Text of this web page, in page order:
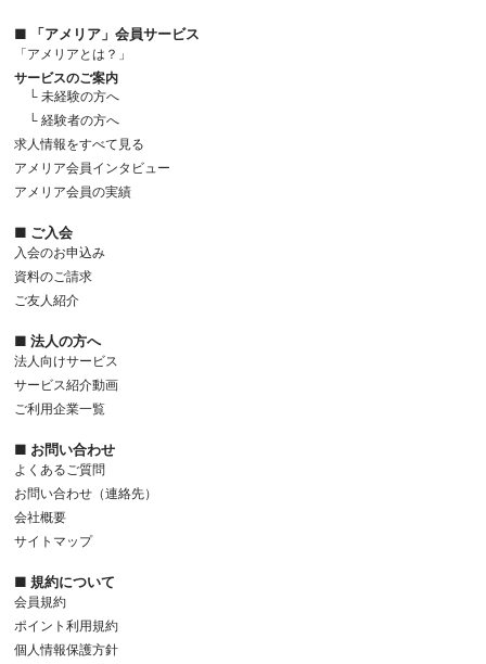
■ 「アメリア」会員サービス
「アメリアとは？」
サービスのご案内
└ 未経験の方へ
└ 経験者の方へ
求人情報をすべて見る
アメリア会員インタビュー
アメリア会員の実績
■ ご入会
入会のお申込み
資料のご請求
ご友人紹介
■ 法人の方へ
法人向けサービス
サービス紹介動画
ご利用企業一覧
■ お問い合わせ
よくあるご質問
お問い合わせ（連絡先）
会社概要
サイトマップ
■ 規約について
会員規約
ポイント利用規約
個人情報保護方針